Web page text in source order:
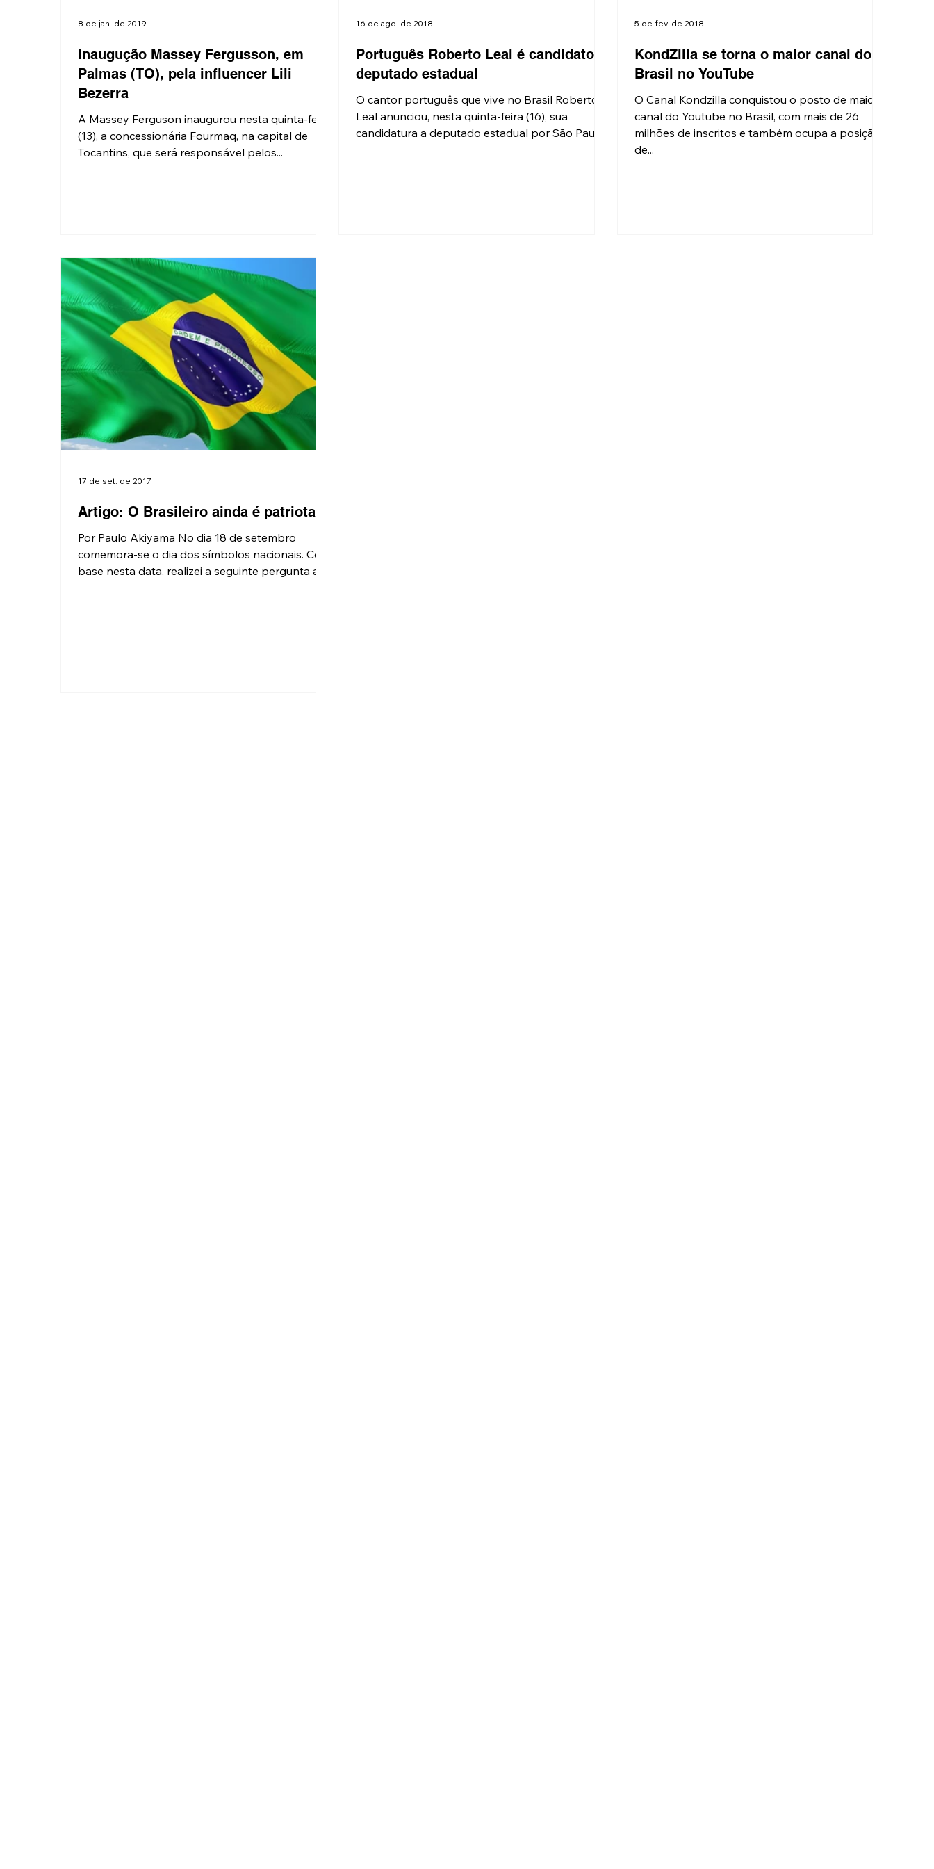
Inaugução Massey Fergusson, em
Palmas (TO), pela influencer Lili
Bezerra
A Massey Ferguson inaugurou nesta quinta-feira
(13), a concessionária Fourmaq, na capital de
Tocantins, que será responsável pelos...
8 de jan. de 2019
Português Roberto Leal é candidato a
deputado estadual
O cantor português que vive no Brasil Roberto
Leal anunciou, nesta quinta-feira (16), sua
candidatura a deputado estadual por São Paulo...
16 de ago. de 2018
KondZilla se torna o maior canal do
Brasil no YouTube
O Canal Kondzilla conquistou o posto de maior
canal do Youtube no Brasil, com mais de 26
milhões de inscritos e também ocupa a posição
de...
5 de fev. de 2018
Artigo: O Brasileiro ainda é patriota?
Por Paulo Akiyama No dia 18 de setembro
comemora-se o dia dos símbolos nacionais. Com
base nesta data, realizei a seguinte pergunta a...
17 de set. de 2017